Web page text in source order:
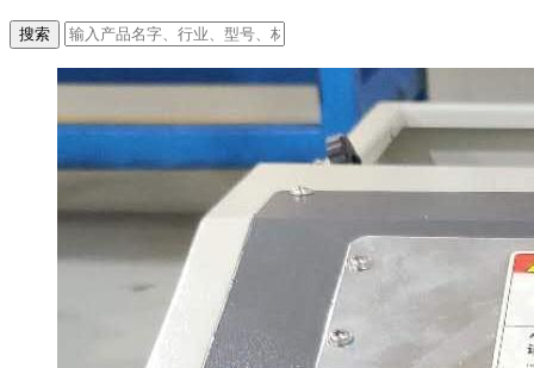
搜索